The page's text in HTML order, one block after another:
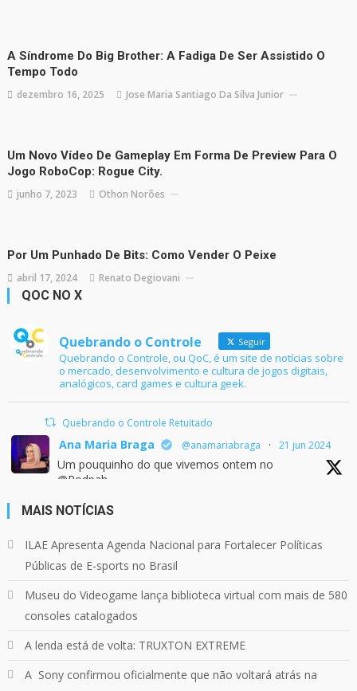
A Síndrome Do Big Brother: A Fadiga De Ser Assistido O
Tempo Todo
dezembro 16, 2025 Jose Maria Santiago Da Silva Junior
Um Novo Vídeo De Gameplay Em Forma De Preview Para O
Jogo RoboCop: Rogue City.
junho 7, 2023 Othon Norões
Por Um Punhado De Bits: Como Vender O Peixe
abril 17, 2024 Renato Degiovani
QOC NO X
Quebrando o Controle Seguir
Quebrando o Controle, ou QoC, é um site de notícias sobre
o mercado, desenvolvimento e cultura de jogos digitais,
analógicos, card games e cultura geek.
Quebrando o Controle Retuitado
Ana Maria Braga @anamariabraga · 21 jun 2024
Um pouquinho do que vivemos ontem no
@Podpah
Quebrando o Controle @qocoficial · 11 jun 2024
Confira em nosso site o mais recente REVIEW de
Skull & Bones.
Mais em:
https://buff.ly/3yPhDN2
MAIS NOTÍCIAS
ILAE Apresenta Agenda Nacional para Fortalecer Políticas
Públicas de E-sports no Brasil
Museu do Videogame lança biblioteca virtual com mais de 580
consoles catalogados
A lenda está de volta: TRUXTON EXTREME
A Sony confirmou oficialmente que não voltará atrás na